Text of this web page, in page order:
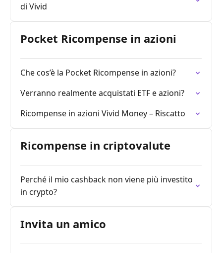
di Vivid
Pocket Ricompense in azioni
Che cos’è la Pocket Ricompense in azioni?
Verranno realmente acquistati ETF e azioni?
Ricompense in azioni Vivid Money – Riscatto
Ricompense in criptovalute
Perché il mio cashback non viene più investito
in crypto?
Invita un amico